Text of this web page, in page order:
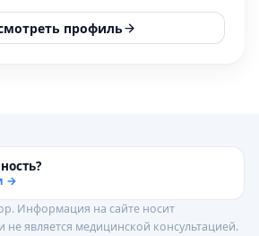
профиль
→
Информация на сайте носит
является медицинской консультацией.